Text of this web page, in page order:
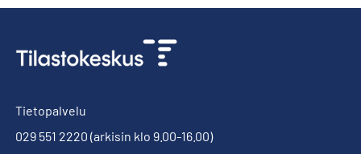
Tietopalvelu
029 551 2220 (arkisin klo 9.00-16.00)